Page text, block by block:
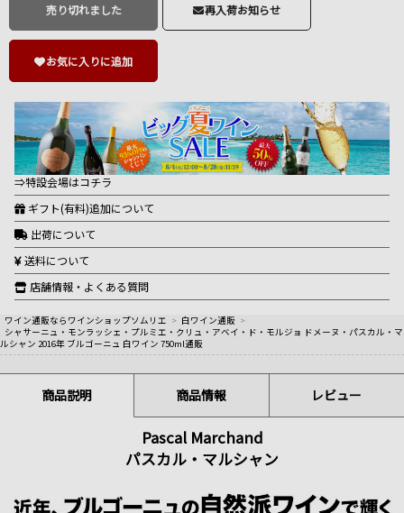
売り切れました 再入荷お知らせ
お気に入りに追加
⇒特設会場はコチラ
ギフト(有料)追加について
出荷について
送料について
店舗情報・よくある質問
ワイン通販ならワインショップソムリエ > 白ワイン通販 >
シャサーニュ・モンラッシェ・プルミエ・クリュ・アベイ・ド・モルジョ ドメーヌ・パスカル・マ
ルシャン 2016年 ブルゴーニュ 白ワイン 750ml通販
商品説明 商品情報 レビュー
Pascal Marchand
パスカル・マルシャン